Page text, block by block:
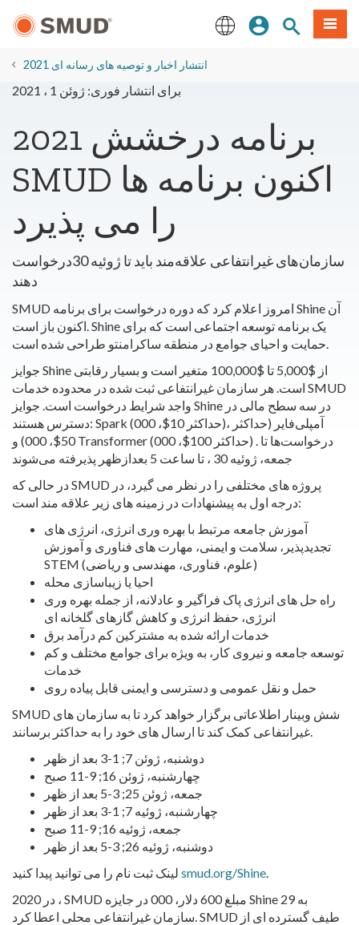
اصلی
ورودسایتمنو
2021 انتشار اخبار و توصیه های رسانه ای
برای انتشار فوری: ژوئن 1 ، 2021
برنامه درخشش 2021
SMUD اکنون برنامه ها
را می پذیرد
سازمان‌های غیرانتفاعی علاقه‌مند باید تا ژوئیه 30درخواست
دهند
SMUD امروز اعلام کرد که دوره درخواست برای برنامه Shine آن
اکنون باز است. Shine یک برنامه توسعه اجتماعی است که برای
حمایت و احیای جوامع در منطقه ساکرامنتو طراحی شده است.
جوایز Shine از $5,000 تا $100,000 متغیر است و بسیار رقابتی
است. هر سازمان غیرانتفاعی ثبت شده در محدوده خدمات SMUD
واجد شرایط درخواست است. جوایز Shine در سه سطح مالی در
دسترس هستند: Spark (حداکثر 10$، 000)، آمپلی‌فایر (حداکثر
50$، 000) و Transformer (حداکثر 100$، 000) . درخواست‌ها تا
جمعه، ژوئیه 30 ، تا ساعت 5 بعدازظهر پذیرفته می‌شوند
در حالی که SMUD پروژه های مختلفی را در نظر می گیرد، در
درجه اول به پیشنهادات در زمینه های زیر علاقه مند است:
آموزش جامعه مرتبط با بهره وری انرژی، انرژی های
تجدیدپذیر، سلامت و ایمنی، مهارت های فناوری و آموزش
STEM (علوم، فناوری، مهندسی و ریاضی)
احیا یا زیباسازی محله
راه حل های انرژی پاک فراگیر و عادلانه، از جمله بهره وری
انرژی، حفظ انرژی و کاهش گازهای گلخانه ای
خدمات ارائه شده به مشترکین کم درآمد برق
توسعه جامعه و نیروی کار، به ویژه برای جوامع مختلف و کم
خدمات
حمل و نقل عمومی و دسترسی و ایمنی قابل پیاده روی
SMUD شش وبینار اطلاعاتی برگزار خواهد کرد تا به سازمان های
غیرانتفاعی کمک کند تا ارسال های خود را به حداکثر برسانند.
دوشنبه، ژوئن 7; 1-3 بعد از ظهر
چهارشنبه، ژوئن 16; 9-11 صبح
جمعه، ژوئن 25; 3-5 بعد از ظهر
چهارشنبه، ژوئیه 7; 1-3 بعد از ظهر
جمعه، ژوئیه 16; 9-11 صبح
دوشنبه، ژوئیه 26; 3-5 بعد از ظهر
smud.org/Shine.
در 2020 ، SMUD مبلغ 600 دلار، 000 در جایزه Shine به 29
سازمان غیرانتفاعی محلی اعطا کرد. SMUD طیف گسترده ای از